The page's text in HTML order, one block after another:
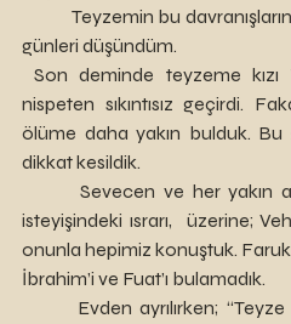
günleri düşündüm.
nispeten sıkıntısız geçirdi.
ölüme daha yakın bulduk. Bu
dikkat kesildik.
isteyişindeki ısrarı,  üzerine;
onunla hepimiz konuştuk. Faruk
İbrahim’i ve Fuat’ı bulamadık.